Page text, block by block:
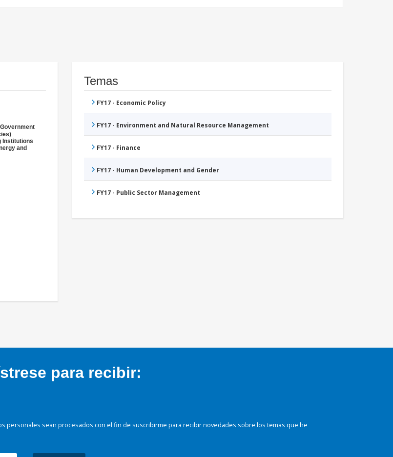
Institutions
and
Temas
FY17 - Economic Policy
FY17 - Environment and Natural Resource Management
FY17 - Finance
FY17 - Human Development and Gender
FY17 - Public Sector Management
para recibir:
personales sean procesados con el fin de suscribirme para recibir novedades sobre los temas que he